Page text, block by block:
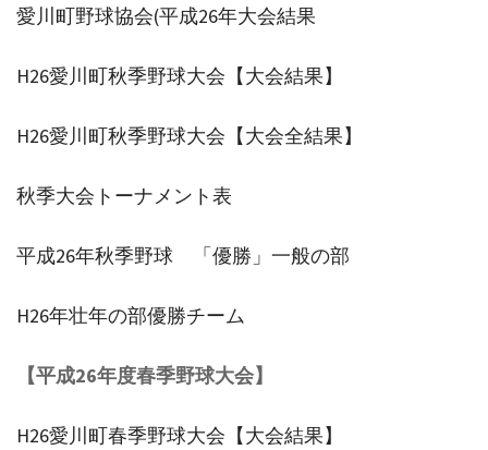
愛川町野球協会(平成26年大会結果
H26愛川町秋季野球大会【大会結果】
H26愛川町秋季野球大会【大会全結果】
秋季大会トーナメント表
平成26年秋季野球 「優勝」一般の部
H26年壮年の部優勝チーム
【平成26年度春季野球大会】
H26愛川町春季野球大会【大会結果】